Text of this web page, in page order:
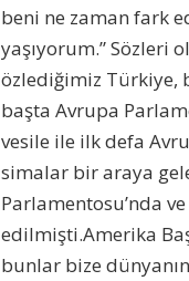
beni ne zaman fark
yaşıyorum.” Sözleri
özlediğimiz Türkiye,
başta Avrupa
vesile ile ilk defa
simalar bir araya
Parlamentosu’nda
edilmişti.Amerika
bunlar bize